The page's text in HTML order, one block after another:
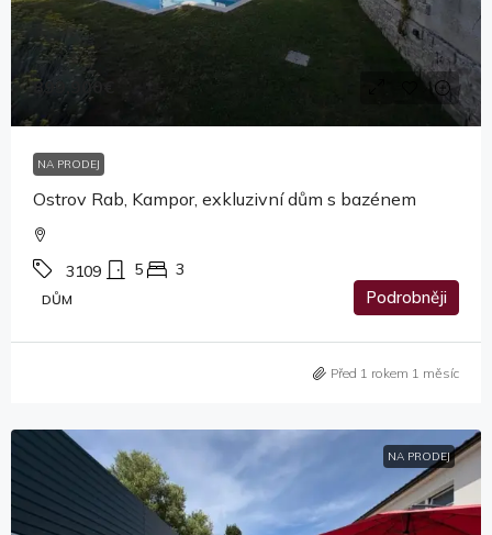
899,900€
NA PRODEJ
Ostrov Rab, Kampor, exkluzivní dům s bazénem
3109 5 3
DŮM Podrobněji
Před 1 rokem 1 měsíc
NA PRODEJ